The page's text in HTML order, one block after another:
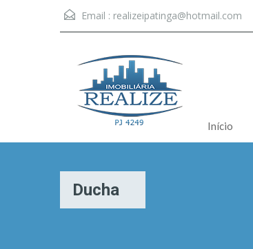
Email : realizeipatinga@hotmail.com
Início
Ducha